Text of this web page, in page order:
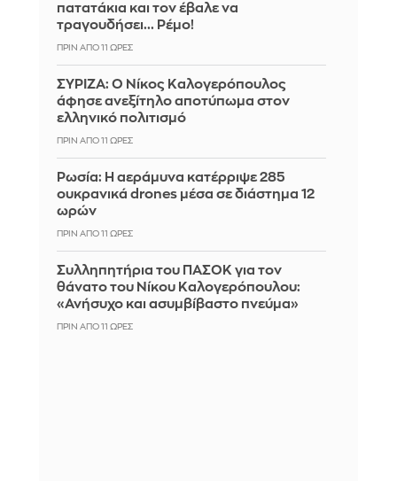
πατατάκια και τον έβαλε να
τραγουδήσει... Ρέμο!
ΠΡΙΝ ΑΠΌ 11 ΏΡΕΣ
ΣΥΡΙΖΑ: Ο Νίκος Καλογερόπουλος
άφησε ανεξίτηλο αποτύπωμα στον
ελληνικό πολιτισμό
ΠΡΙΝ ΑΠΌ 11 ΏΡΕΣ
Ρωσία: Η αεράμυνα κατέρριψε 285
ουκρανικά drones μέσα σε διάστημα 12
ωρών
ΠΡΙΝ ΑΠΌ 11 ΏΡΕΣ
Συλληπητήρια του ΠΑΣΟΚ για τον
θάνατο του Νίκου Καλογερόπουλου:
«Ανήσυχο και ασυμβίβαστο πνεύμα»
ΠΡΙΝ ΑΠΌ 11 ΏΡΕΣ